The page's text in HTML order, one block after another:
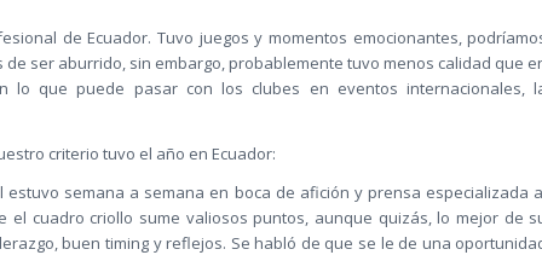
de Ecuador. Tuvo juegos y momentos emocionantes,
ser aburrido, sin embargo, probablemente tuvo menos calidad que
lo que puede pasar con los clubes en eventos internacionales,
criterio tuvo el año en Ecuador:
estuvo semana a semana en boca de afición y prensa especializada
el cuadro criollo sume valiosos puntos, aunque quizás, lo mejor de
buen timing y reflejos. Se habló de que se le de una